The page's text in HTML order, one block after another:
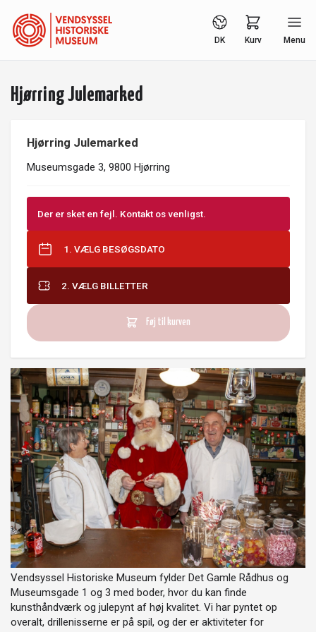
DK Kurv Menu
Hjørring Julemarked
Vendsyssel Historiske Museum fylder Det Gamle Rådhus og
Museumsgade 1 og 3 med boder, hvor du kan finde
kunsthåndværk og julepynt af høj kvalitet. Vi har pyntet op
overalt, drillenisserne er på spil, og der er aktiviteter for
Hjørring Julemarked
Museumsgade 3, 9800 Hjørring
Der er sket en fejl. Kontakt os venligst.
1. VÆLG BESØGSDATO
2. VÆLG BILLETTER
Føj til kurven